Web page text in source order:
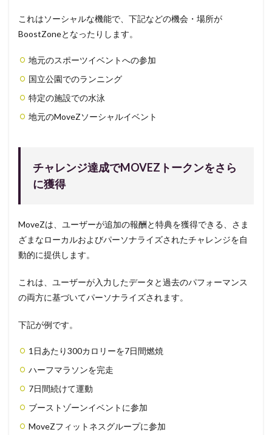
これはソーシャルな機能で、下記などの機会・場所が
BoostZoneとなったりします。
地元のスポーツイベントへの参加
国立公園でのランニング
特定の施設での水泳
地元のMoveZソーシャルイベント
チャレンジ達成でMOVEZトークンをさら
に獲得
MoveZは、ユーザーが追加の報酬と特典を獲得できる、さま
ざまなローカルおよびパーソナライズされたチャレンジを自
動的に提供します。
これは、ユーザーが入力したデータと過去のパフォーマンス
の両方に基づいてパーソナライズされます。
下記が例です。
1日あたり300カロリーを7日間燃焼
ハーフマラソンを完走
7日間続けて運動
ブーストゾーンイベントに参加
MoveZフィットネスグループに参加